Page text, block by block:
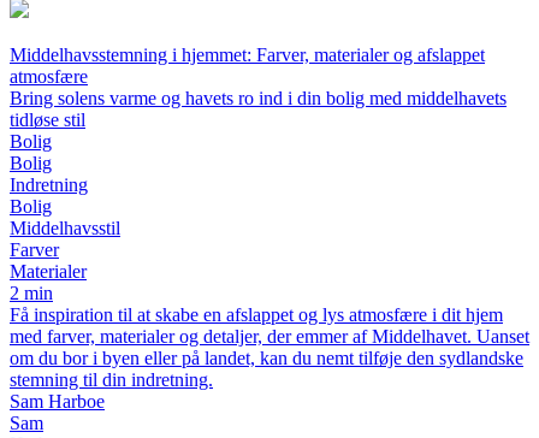
Middelhavsstemning i hjemmet: Farver, materialer og afslappet
atmosfære
Bring solens varme og havets ro ind i din bolig med middelhavets
tidløse stil
Bolig
Bolig
Indretning
Bolig
Middelhavsstil
Farver
Materialer
2 min
Få inspiration til at skabe en afslappet og lys atmosfære i dit hjem
med farver, materialer og detaljer, der emmer af Middelhavet. Uanset
om du bor i byen eller på landet, kan du nemt tilføje den sydlandske
stemning til din indretning.
Sam Harboe
Sam